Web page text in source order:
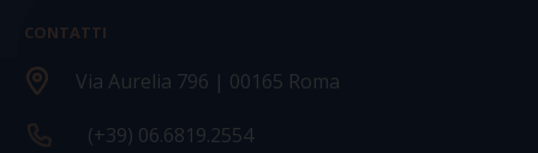
CONTATTI
Via Aurelia 796 | 00165 Roma
(+39) 06.6819.2554